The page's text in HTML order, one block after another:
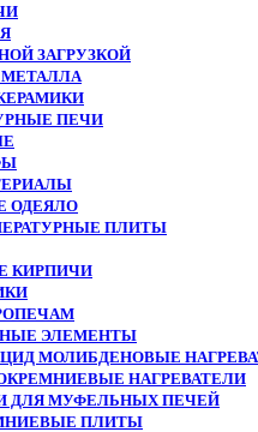
ЗАГРУЗКОЙ
МЕТАЛЛА
ПЕЧИ
ОДЕЯЛО
ПЛИТЫ
КИРПИЧИ
ЭЛЕМЕНТЫ
МОЛИБДЕНОВЫЕ
НАГРЕВАТЕЛИ
ДЛЯ МУФЕЛЬНЫХ ПЕЧЕЙ
ПЛИТЫ